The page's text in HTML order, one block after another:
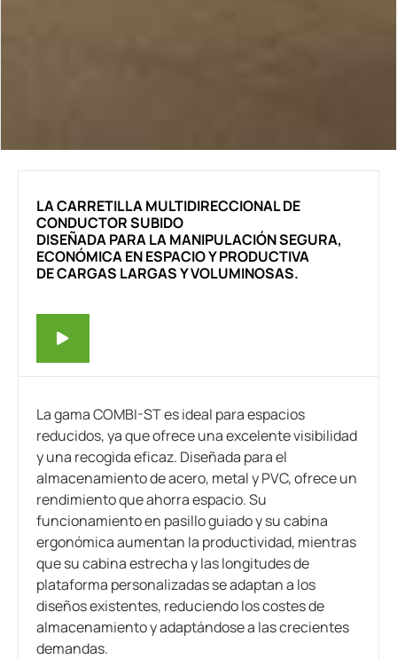
LA CARRETILLA MULTIDIRECCIONAL DE
CONDUCTOR SUBIDO
DISEÑADA PARA LA MANIPULACIÓN SEGURA,
ECONÓMICA EN ESPACIO Y PRODUCTIVA
DE CARGAS LARGAS Y VOLUMINOSAS.
La gama COMBI-ST es ideal para espacios
reducidos, ya que ofrece una excelente visibilidad
y una recogida eficaz. Diseñada para el
almacenamiento de acero, metal y PVC, ofrece un
rendimiento que ahorra espacio. Su
funcionamiento en pasillo guiado y su cabina
ergonómica aumentan la productividad, mientras
que su cabina estrecha y las longitudes de
plataforma personalizadas se adaptan a los
diseños existentes, reduciendo los costes de
almacenamiento y adaptándose a las crecientes
demandas.